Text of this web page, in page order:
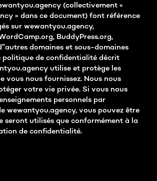
(collectivement «
» dans ce document) font référence
sur wewantyou.agency,
BuddyPress.org,
domaines et sous-domaines
politique de confidentialité décrit
utilise et protège les
vous nous fournissez. Nous nous
votre vie privée. Si vous nous
personnels par
wewantyou.agency, vous pouvez être
seront utilisés que conformément à la
de confidentialité.